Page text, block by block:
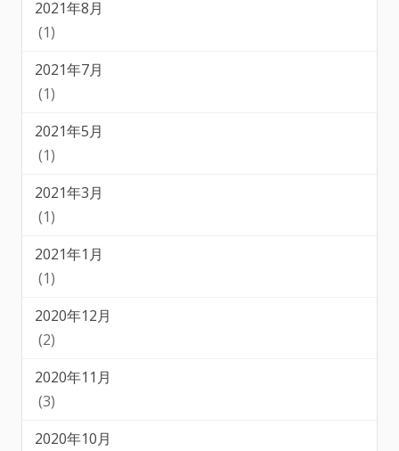
2021年8月
(1)
2021年7月
(1)
2021年5月
(1)
2021年3月
(1)
2021年1月
(1)
2020年12月
(2)
2020年11月
(3)
2020年10月